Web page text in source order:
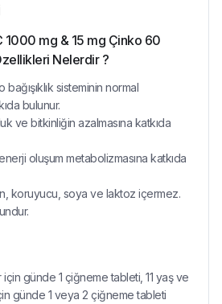
1000 mg & 15 mg Çinko 60
Nelerdir ?
sisteminin normal
bulunur.
ve bitkinliğin azalmasına katkıda
oluşum metabolizmasına katkıda
koruyucu, soya ve laktoz içermez.
günde 1 çiğneme tableti, 11 yaş ve
günde 1 veya 2 çiğneme tableti